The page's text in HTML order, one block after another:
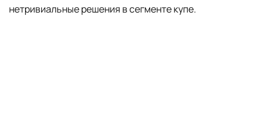
нетривиальные решения в сегменте купе.